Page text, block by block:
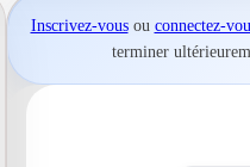
Inscrivez-vousou connectez-
terminer